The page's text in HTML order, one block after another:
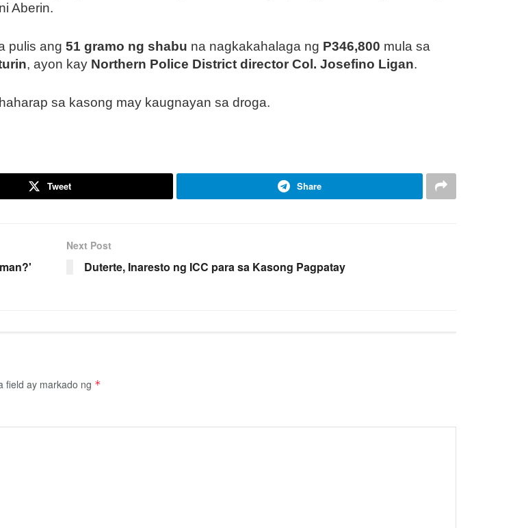
Aberin.
pulis ang 51 gramo ng shabu na nagkakahalaga ng P346,800 mula sa
, ayon kay Northern Police District director Col. Josefino Ligan.
sa kasong may kaugnayan sa droga.
Tweet Share
Next Post
Duterte, Inaresto ng ICC para sa Kasong Pagpatay
field ay markado ng *